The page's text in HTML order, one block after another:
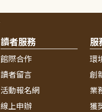
讀者服務
館際合作
讀者留言
活動報名網
線上申辦
服
環
創
業
獲